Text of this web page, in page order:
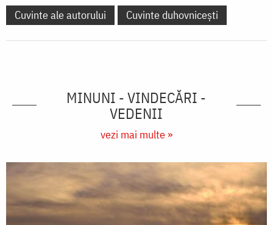
Cuvinte ale autorului Cuvinte duhovnicești
MINUNI - VINDECĂRI -
VEDENII
vezi mai multe »